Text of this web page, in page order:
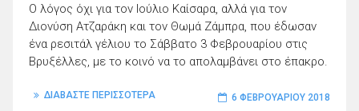
Ο λόγος όχι για τον Ιούλιο Καίσαρα, αλλά για τον
Διονύση Ατζαράκη και τον Θωμά Ζάμπρα, που έδωσαν
ένα ρεσιτάλ γέλιου το Σάββατο 3 Φεβρουαρίου στις
Βρυξέλλες, με το κοινό να το απολαμβάνει στο έπακρο.
ΔΙΑΒΑΣΤΕ ΠΕΡΙΣΣΟΤΕΡΑ 6 ΦΕΒΡΟΥΑΡΊΟΥ 2018